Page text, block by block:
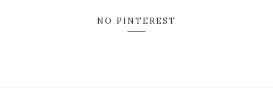
NO PINTEREST